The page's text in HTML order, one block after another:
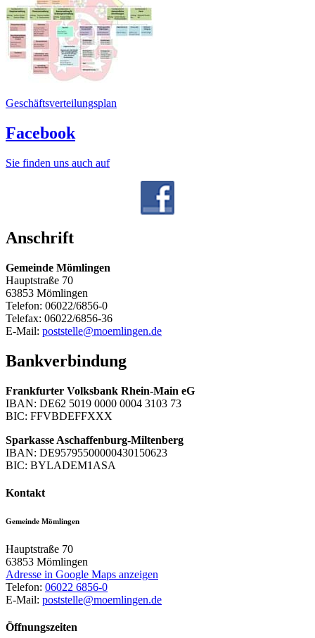
Geschäftsverteilungsplan
Facebook
Sie finden uns auch auf
Anschrift
Gemeinde Mömlingen
Hauptstraße 70
63853 Mömlingen
Telefon: 06022/6856-0
Telefax: 06022/6856-36
E-Mail: poststelle@moemlingen.de
Bankverbindung
Frankfurter Volksbank Rhein-Main eG
IBAN: DE62 5019 0000 0004 3103 73
BIC: FFVBDEFFXXX
Sparkasse Aschaffenburg-Miltenberg
IBAN: DE95795500000430150623
BIC: BYLADEM1ASA
Kontakt
Gemeinde Mömlingen
Hauptstraße 70
63853 Mömlingen
Adresse in Google Maps anzeigen
Telefon: 06022 6856-0
E-Mail: poststelle@moemlingen.de
Öffnungszeiten